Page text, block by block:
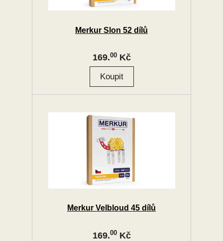
Merkur Slon 52 dílů
169.00Kč
Merkur Velbloud 45 dílů
169.00Kč